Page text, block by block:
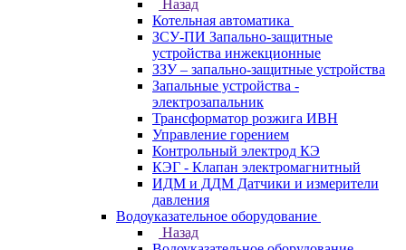
Назад
Котельная автоматика
ЗСУ-ПИ Запально-защитные
устройства инжекционные
ЗЗУ – запально-защитные устройства
Запальные устройства -
электрозапальник
Трансформатор розжига ИВН
Управление горением
Контрольный электрод КЭ
КЭГ - Клапан электромагнитный
ИДМ и ДДМ Датчики и измерители
давления
Водоуказательное оборудование
Назад